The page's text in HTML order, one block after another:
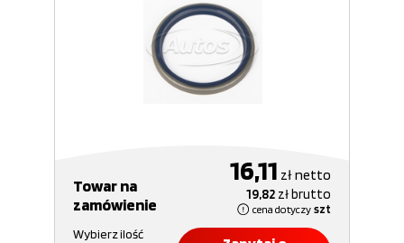
Towar na
zamówienie
16,11 złnetto
19,82 złbrutto
cena dotyczy szt
Wybierz ilość